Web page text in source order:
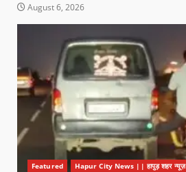
August 6, 2026
Featured Hapur City News || हापुड़ शहर न्यूज़